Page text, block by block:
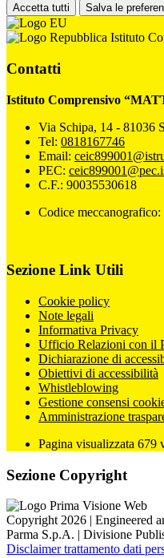
Accetta tutti Salva le
Istituto
Contatti
Istituto Comprensivo
Via Schipa, 14 - 81036
Tel: 0818167746
Email:
PEC:
C.F.: 90035530618
Codice
Sezione Link Utili
Cookie policy
Note legali
Informativa Privacy
Ufficio Relazioni con il
Dichiarazione di
Obiettivi di accessibilità
Whistleblowing
Gestione consensi
Amministrazione
Pagina visualizzata 679
Sezione Copyright
Copyright 2026 | Engineered
Parma S.p.A. | Divisione
Disclaimer trattamento dati